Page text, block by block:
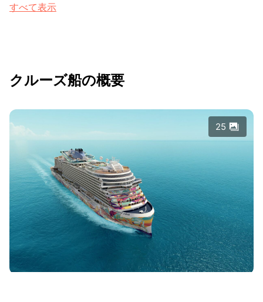
すべて表示
クルーズ船の概要
25